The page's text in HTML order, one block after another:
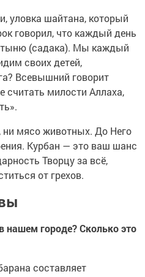
уловка шайтана, который
говорил, что каждый день
(садака). Мы каждый
своих детей,
Всевышний говорит
считать милости Аллаха,
ни мясо животных. До Него
Курбан — это ваш шанс
Творцу за всё,
от грехов.
нашем городе? Сколько это
составляет